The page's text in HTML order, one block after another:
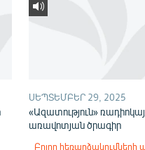
ՍԵՊՏԵՄԲԵՐ 29, 2025
«Ազատություն»
առավոտյան ծրագիր
Բոլոր հեռարձակումների